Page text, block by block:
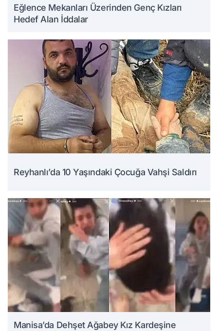
Eğlence Mekanları Üzerinden Genç Kızları
Hedef Alan İddalar
Reyhanlı’da 10 Yaşındaki Çocuğa Vahşi Saldırı
Manisa’da Dehşet Ağabey Kız Kardeşine